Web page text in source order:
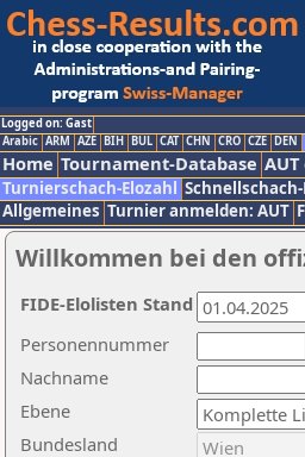
Logged on: Gast
Arabic ARM AZE BIH BUL CAT CHN CRO CZE DEN
Home Tournament-Database
Turnierschach-Elozahl
Allgemeines Turnier anmelden: AUT
Willkommen bei den
Nachname
Ebene
Personennummer
Bundesland
FIDE-Elolisten Stand